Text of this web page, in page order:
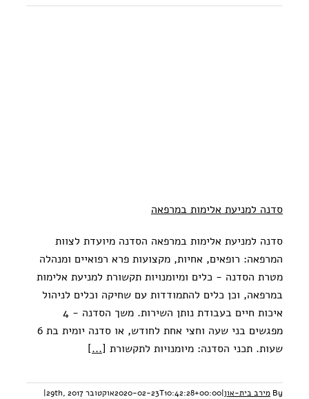
סדנה למניעת אלימות במרפאה
סדנה למניעת אלימות במרפאה הסדנה מיועדת לצוות
המרפאה: רופאים, אחיות, מקצועות פרא רפואיים ומנהלה
מטרת הסדנה - כלים ומיומנויות תקשורת למניעת אלימות
במרפאה, וכן כלים להתמודדות עם שחיקה וכלים לניהול
איכות חיים בעבודת נותן השירות. משך הסדנה - 4
מפגשים בני שעה וחצי אחת לחודש, או סדנה יומית בת 6
שעות. תכני הסדנה: מיומנויות לתקשורת [...]
By מירב בית-און|
2020-02-23T10:42:28+00:00אוקטובר 29th, 2017
|